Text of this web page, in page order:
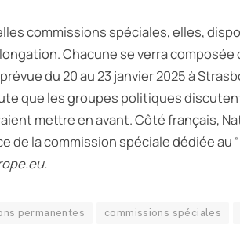
commissions spéciales, elles,
Chacune se verra
du 20 au 23 janvier 2025 à
que les groupes politiques
mettre en avant. Côté français,
de la commission spéciale dédiée au
permanentes commissions spéciales